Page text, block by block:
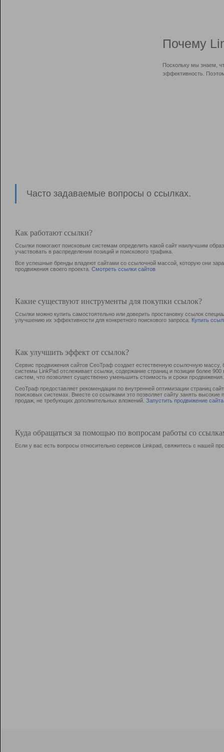
Почему
Поскольку мы знаем,
эффективность.
Часто задаваемые вопросы о ссылках.
Как работают ссылки?
Ссылки помогают поисковым системам определить какой сайт наилучшим
участвовать в раcпределении позиций и поискового трафика.
Все успешные бренды владеют сайтами со ссылочной массой, которую они
продвижения своего проекта. Смотреть ссылки сайтов
Какие существуют инструменты для покупки ссылок?
Ссылки можно купить самостоятельно или доверить простановку ссылок
улучшению их эффективности для конкретного поискового запроса. Купить
Как улучшить эффект от ссылок?
Сервис продвижения сайтов СеоТраф создает естественную ссылочную
системы LinkPad отслеживает ссылки, содержание страниц и позиции более
систем, что позволяет существенно уменьшить стоимость и сроки продвижения.
СеоТраф предоставляет рекомендации по внутренней оптимизации страниц
поисковых системах. Вместе со ссылками это позволяет сайту занять
продаж, не требующих дополнительных вложений. Запустить продвижение сайта
Куда обращаться за помощью по вопросам работы со
Если у вас есть вопросы относительно сервисов Linkpad, свяжитесь с нашей